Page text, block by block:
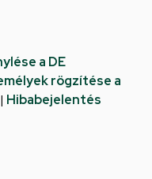
a DE
rögzítése a
| Hibabejelentés